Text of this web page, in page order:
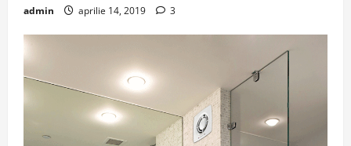
admin aprilie 14, 2019 3